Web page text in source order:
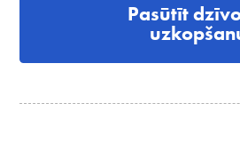
Pasūtīt